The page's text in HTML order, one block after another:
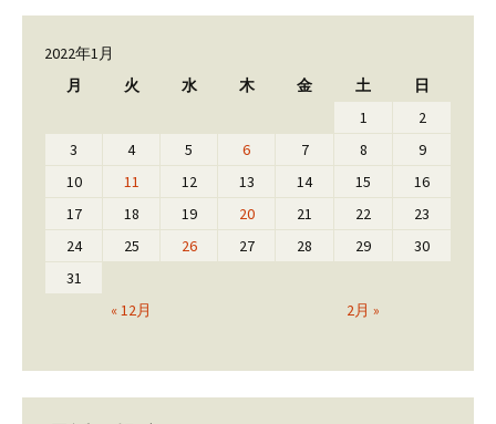
2022年1月
月
火 水 木 金 土 日
« 12月 2月 »
1
2
3
4 5 6 7 8
9
10
11 12 13 14 15
16
17
18 19 20 21 22
23
24
25 26 27 28 29
30
31